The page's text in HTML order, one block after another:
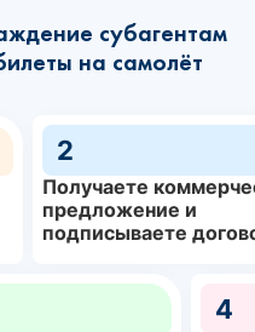
субагентам
на самолёт
2
Получаете
предложение и
подписываете
4